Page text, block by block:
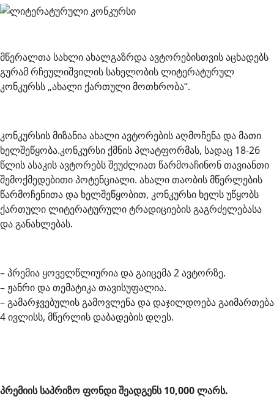
მწერალთა სახლი ახალგაზრდა ავტორებისთვის აცხადებს
გურამ რჩეულიშვილის სახელობის ლიტერატურულ
კონკურსს „ახალი ქართული მოთხრობა“.
კონკურსის მიზანია ახალი ავტორების აღმოჩენა და მათი
ხელშეწყობა.კონკურსი ქმნის პლატფორმას, სადაც 18-26
წლის ასაკის ავტორებს შეუძლიათ წარმოაჩინონ თავიანთი
შემოქმედებითი პოტენციალი. ახალი თაობის მწერლების
წარმოჩენითა და ხელშეწყობით, კონკურსი ხელს უწყობს
ქართული ლიტერატურული ტრადიციების გაგრძელებასა
და განახლებას.
– პრემია ყოველწლიურია და გაიცემა 2 ავტორზე.
– ჟანრი და თემატიკა თავისუფალია.
– გამარჯვებულის გამოვლენა და დაჯილდოება გაიმართება
4 ივლისს, მწერლის დაბადების დღეს.
პრემიის საპრიზო ფონდი შეადგენს 10,000 ლარს.